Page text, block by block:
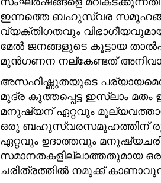
ഇന്നത്തെ ബഹുസ്വര
വ്യക്തിഗതവും
മേല്‍ ജനങ്ങളുടെ കൂട്ടായ
മുന്‍ഗണന നല്കേണ്ടത്
അസഹിഷ്ണുതയുടെ
മുദ്ര കുത്തപ്പെട്ട ഇസ്‌ലാം മതം
മനുഷ്യന് ഏറ്റവും
ഒരു ബഹുസ്വരസമൂഹത്തിന്
ഏറ്റവും ഉദാത്തവും
സമാനതകളില്ലാത്തതുമായ
ചരിത്രത്തില്‍ നമുക്ക്